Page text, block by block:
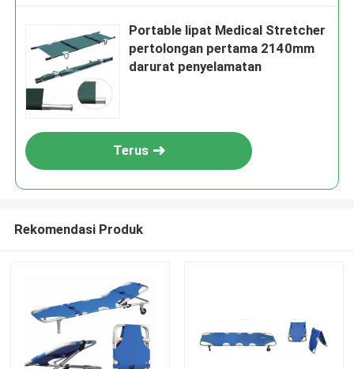
Portable lipat Medical Stretcher
pertolongan pertama 2140mm
darurat penyelamatan
Terus
Rekomendasi Produk